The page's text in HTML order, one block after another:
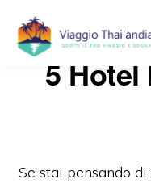
Passa
contenuto5 Hotel
Se stai pensando